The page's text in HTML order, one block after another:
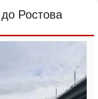
Ростова